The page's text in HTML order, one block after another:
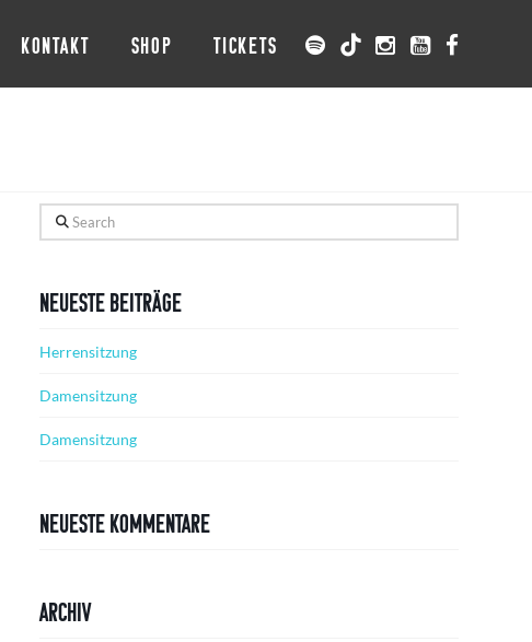
KONTAKT SHOP TICKETS
Search
Neueste Beiträge
Herrensitzung
Damensitzung
Damensitzung
Neueste Kommentare
Archiv